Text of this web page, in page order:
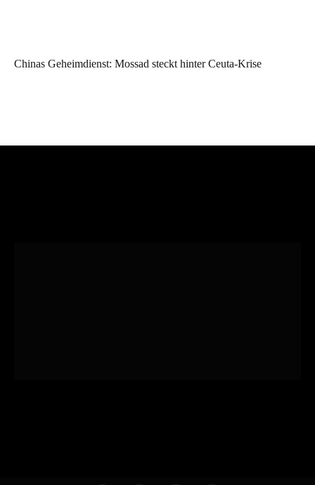
Chinas Geheimdienst: Mossad steckt hinter Ceuta-Krise